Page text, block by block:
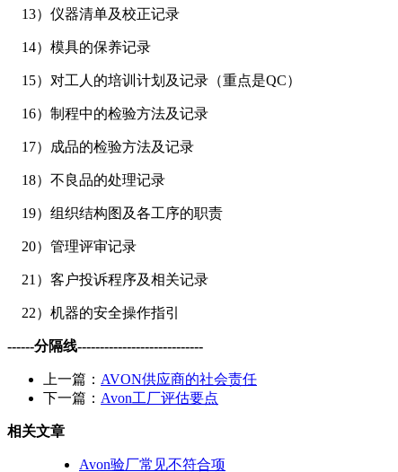
13）仪器清单及校正记录
14）模具的保养记录
15）对工人的培训计划及记录（重点是QC）
16）制程中的检验方法及记录
17）成品的检验方法及记录
18）不良品的处理记录
19）组织结构图及各工序的职责
20）管理评审记录
21）客户投诉程序及相关记录
22）机器的安全操作指引
------分隔线----------------------------
上一篇： AVON供应商的社会责任
下一篇： Avon工厂评估要点
相关文章
Avon验厂常见不符合项